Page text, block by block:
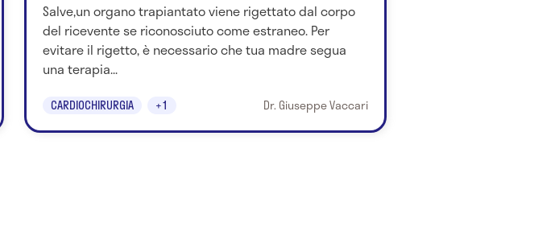
Salve,un organo trapiantato viene rigettato dal corpo
del ricevente se riconosciuto come estraneo. Per
evitare il rigetto, è necessario che tua madre segua
una terapia...
CARDIOCHIRURGIA +1 Dr. Giuseppe Vaccari